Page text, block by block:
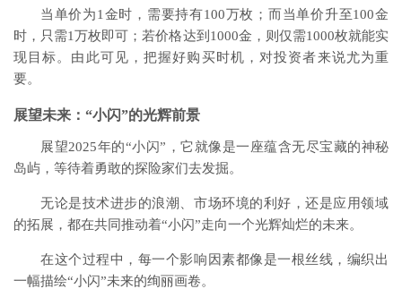
当单价为1金时，需要持有100万枚；而当单价升至100金
时，只需1万枚即可；若价格达到1000金，则仅需1000枚就能实
现目标。由此可见，把握好购买时机，对投资者来说尤为重
要。
展望未来：“小闪”的光辉前景
展望2025年的“小闪”，它就像是一座蕴含无尽宝藏的神秘
岛屿，等待着勇敢的探险家们去发掘。
无论是技术进步的浪潮、市场环境的利好，还是应用领域
的拓展，都在共同推动着“小闪”走向一个光辉灿烂的未来。
在这个过程中，每一个影响因素都像是一根丝线，编织出
一幅描绘“小闪”未来的绚丽画卷。